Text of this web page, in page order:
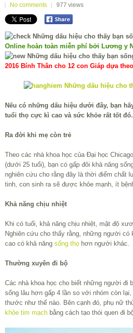
No comments
977 views
Online hoàn toàn miễn phí bởi Lương y
2016 Bính Thân cho 12 con Giáp dựa
Nếu có những dấu hiệu dưới đây, bạn
tuổi thọ cực kì cao và sức khỏe rất tốt đó.
Ra đời khi mẹ còn trẻ
Theo các nhà khoa học của Đại học
(dưới 25 tuổi), bạn có gấp đôi khả năng
nghiên cứu cho rằng đây là thời điểm chất
tinh, con sinh ra sẽ được khỏe mạnh, ít
Khả năng chịu nhiệt
Khi có tuổi, khả năng chịu nhiệt, mật độ
Nghiên cứu cho thấy rằng, những người có
cao có khả năng sống thọ hơn người khác.
Thường xuyên đi bộ
Các nhà khoa học cho biết những người đi
sống lâu hơn gấp 4 lần so với nhóm còn
thước như thế nào. Bên cạnh đó, phụ nữ
khỏe tim mạch bằng cách tạo thói quen đi